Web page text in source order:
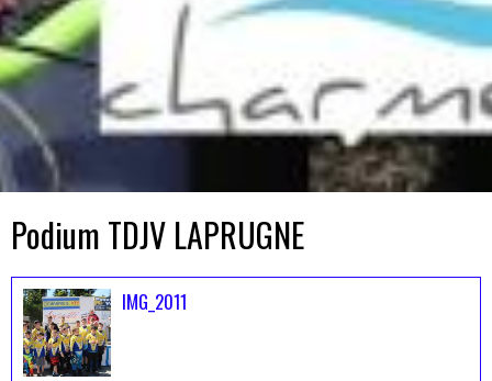
Podium TDJV LAPRUGNE
IMG_2011